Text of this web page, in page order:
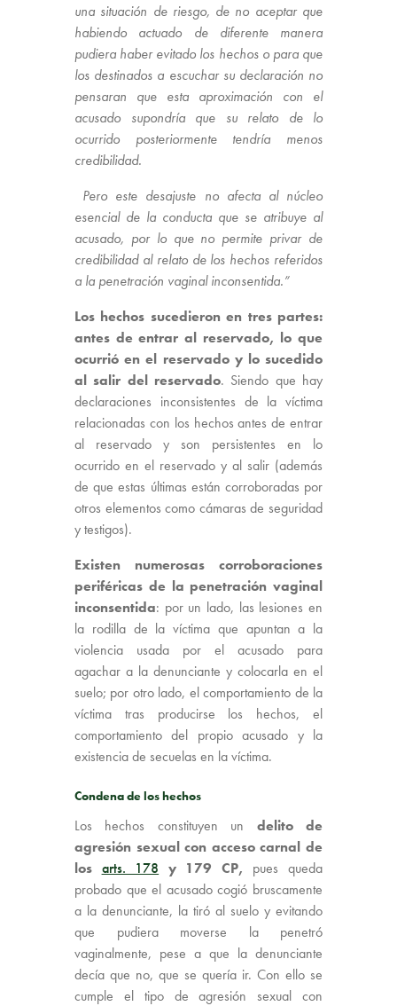
una situación de riesgo, de no aceptar que
habiendo actuado de diferente manera
pudiera haber evitado los hechos o para que
los destinados a escuchar su declaración no
pensaran que esta aproximación con el
acusado supondría que su relato de lo
ocurrido posteriormente tendría menos
credibilidad.
Pero este desajuste no afecta al núcleo
esencial de la conducta que se atribuye al
acusado, por lo que no permite privar de
credibilidad al relato de los hechos referidos
a la penetración vaginal inconsentida.”
Los hechos sucedieron en tres partes:
antes de entrar al reservado, lo que
ocurrió en el reservado y lo sucedido
al salir del reservado. Siendo que hay
declaraciones inconsistentes de la víctima
relacionadas con los hechos antes de entrar
al reservado y son persistentes en lo
ocurrido en el reservado y al salir (además
de que estas últimas están corroboradas por
otros elementos como cámaras de seguridad
y testigos).
Existen numerosas corroboraciones
periféricas de la penetración vaginal
inconsentida: por un lado, las lesiones en
la rodilla de la víctima que apuntan a la
violencia usada por el acusado para
agachar a la denunciante y colocarla en el
suelo; por otro lado, el comportamiento de la
víctima tras producirse los hechos, el
comportamiento del propio acusado y la
existencia de secuelas en la víctima.
Condena de los hechos
Los hechos constituyen un delito de
agresión sexual con acceso carnal de
los arts. 178 y 179 CP, pues queda
probado que el acusado cogió bruscamente
a la denunciante, la tiró al suelo y evitando
que pudiera moverse la penetró
vaginalmente, pese a que la denunciante
decía que no, que se quería ir. Con ello se
cumple el tipo de agresión sexual con